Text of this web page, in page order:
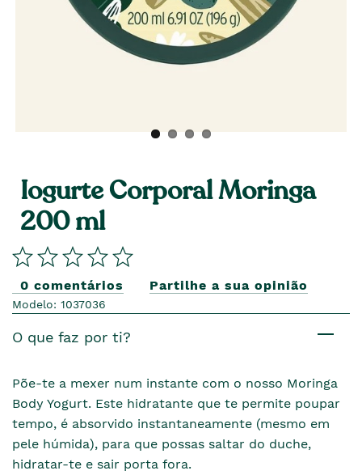
Iogurte Corporal Moringa
200 ml
0 comentários Partilhe a sua opinião
Modelo: 1037036
O que faz por ti?
Põe-te a mexer num instante com o nosso Moringa
Body Yogurt. Este hidratante que te permite poupar
tempo, é absorvido instantaneamente (mesmo em
pele húmida), para que possas saltar do duche,
hidratar-te e sair porta fora.